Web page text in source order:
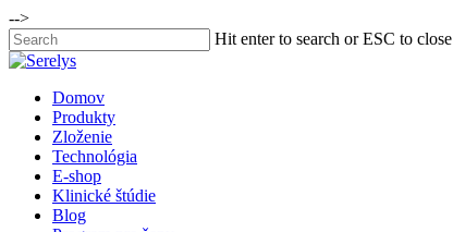
-->Skip
to
main
content
Hit enter to search or ESC to close
Close
Menu
Domov
Produkty
Zloženie
Technológia
E-shop
Klinické štúdie
Blog